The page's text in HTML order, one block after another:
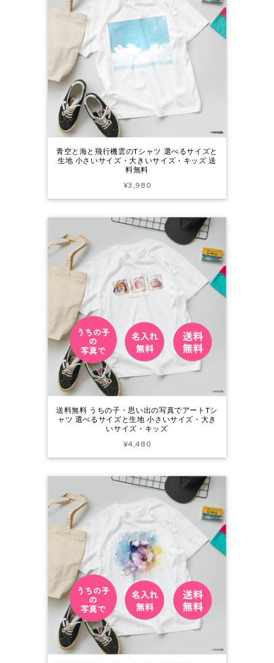
青空と海と飛行機雲のTシャツ 選べるサイズと
生地 小さいサイズ・大きいサイズ・キッズ 送
料無料
¥3,980
送料無料 うちの子・思い出の写真でアートTシ
ャツ 選べるサイズと生地 小さいサイズ・大き
いサイズ・キッズ
¥4,480